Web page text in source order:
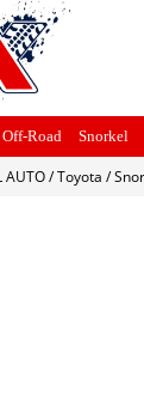
Road Snorkel
AUTO/Toyota /